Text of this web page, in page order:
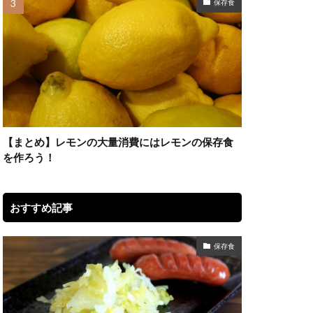
保存食
【まとめ】レモンの大量消費にはレモンの保存食
を作ろう！
おすすめ記事
保存食